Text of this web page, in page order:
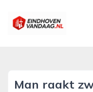
eindhovenvandaag.nl
Man raakt